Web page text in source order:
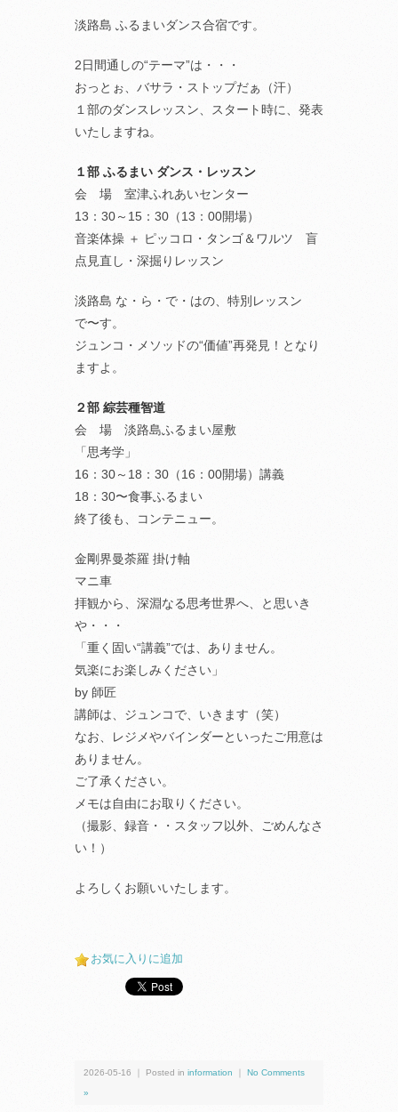
淡路島 ふるまいダンス合宿です。
2日間通しの“テーマ”は・・・
おっとぉ、バサラ・ストップだぁ（汗）
１部のダンスレッスン、スタート時に、発表
いたしますね。
１部 ふるまい ダンス・レッスン
会 場 室津ふれあいセンター
13：30～15：30（13：00開場）
音楽体操 ＋ ピッコロ・タンゴ＆ワルツ 盲
点見直し・深掘りレッスン
淡路島 な・ら・で・はの、特別レッスン
で〜す。
ジュンコ・メソッドの“価値”再発見！となり
ますよ。
２部 綜芸種智道
会 場 淡路島ふるまい屋敷
「思考学」
16：30～18：30（16：00開場）講義
18：30〜食事ふるまい
終了後も、コンテニュー。
金剛界曼荼羅 掛け軸
マニ車
拝観から、深淵なる思考世界へ、と思いき
や・・・
「重く固い“講義”では、ありません。
気楽にお楽しみください」
by 師匠
講師は、ジュンコで、いきます（笑）
なお、レジメやバインダーといったご用意は
ありません。
ご了承ください。
メモは自由にお取りください。
（撮影、録音・・スタッフ以外、ごめんなさ
い！）
よろしくお願いいたします。
お気に入りに追加
2026-05-16 ｜ Posted in information No Comments
»